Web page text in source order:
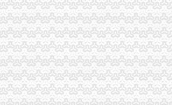
举措化安全生产监管
”渝中区代办营业执照
立食品安全监测数据直报点
局重庆代办营业执照调研工作
收费”重庆代办营业执照
陈文渝到城口调研
.一”渝中区工商代办金周旅游市场秩序